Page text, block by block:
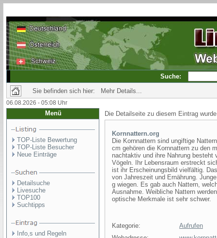
Suche:
Sie befinden sich hier: Mehr Details...
06.08.2026 - 05:08 Uhr
Menü
TOP-Liste Bewertung
TOP-Liste Besucher
Neue Einträge
Detailsuche
Livesuche
TOP100
Suchtipps
Info,s und Regeln
Die Detailseite zu diesem Eintrag
Kornnattern.org
Die Kornnattern sind ungiftige
cm gehören die Kornnattern zu den
nachtaktiv und ihre Nahrung besteht
Vögeln. Ihr Lebensraum erstreckt
ist ihr Erscheinungsbild vielfältig.
von Jahreszeit und Ernährung.
g wiegen. Es gab auch Nattern,
Ausnahme. Weibliche Nattern
optische Merkmale ist sehr schwer.
Kategorie:
Aufrufen